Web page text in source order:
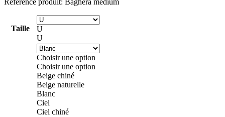
Référence produit: Baghera medium
Taille
U
U
Choisir une option
Choisir une option
Beige chiné
Beige naturelle
Blanc
Ciel
Ciel chiné